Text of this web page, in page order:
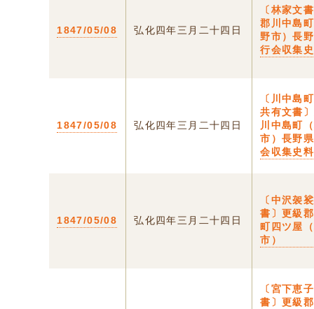
1847/05/08 弘化四年三月二十四日
〔林家文
郡川中島
野市）長
行会収集
1847/05/08 弘化四年三月二十四日
〔川中島
共有文書
川中島町
市）長野
会収集史料
1847/05/08 弘化四年三月二十四日
〔中沢袈
書〕更級
町四ツ屋
市）
〔宮下恵
書〕更級